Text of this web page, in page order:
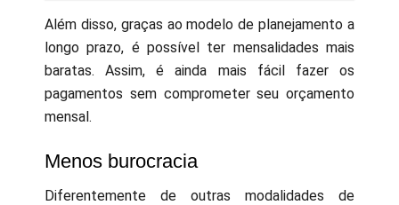
Além disso, graças ao modelo de planejamento a
longo prazo, é possível ter mensalidades mais
baratas. Assim, é ainda mais fácil fazer os
pagamentos sem comprometer seu orçamento
mensal.
Menos burocracia
Diferentemente de outras modalidades de